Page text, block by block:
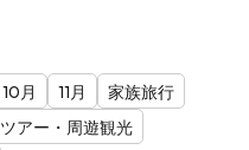
10月 11月
家族旅行
ツアー・周遊観光